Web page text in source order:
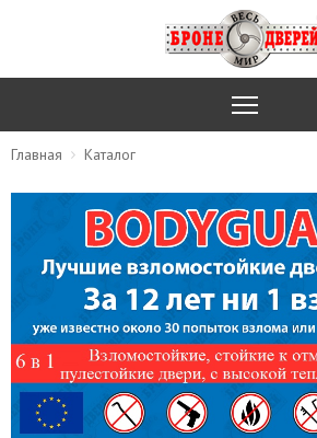
Главная Каталог